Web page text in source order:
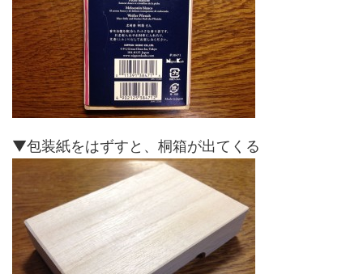
▼包装紙をはずすと、桐箱が出てくる